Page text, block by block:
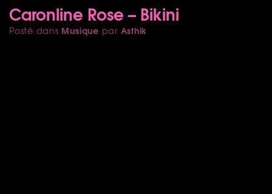
Caronline Rose – Bikini
Posté dans Musique par Asthik